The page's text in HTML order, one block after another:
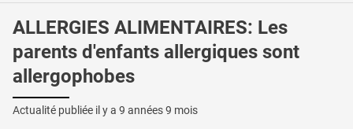
ALLERGIES ALIMENTAIRES: Les
parents d'enfants allergiques sont
allergophobes
Actualité publiée il y a 9 années 9 mois